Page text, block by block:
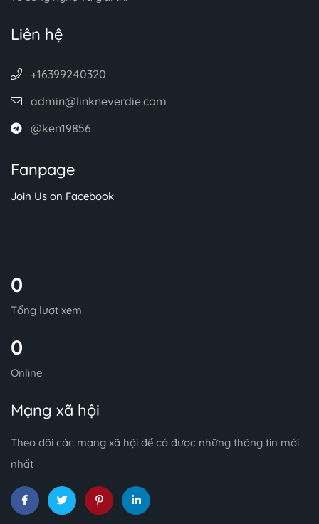
Liên hệ
+16399240320
admin@linkneverdie.com
@ken19856
Fanpage
Join Us on Facebook
0
Tổng lượt xem
0
Online
Mạng xã hội
Theo dõi các mạng xã hội để có được những thông tin mới
nhất